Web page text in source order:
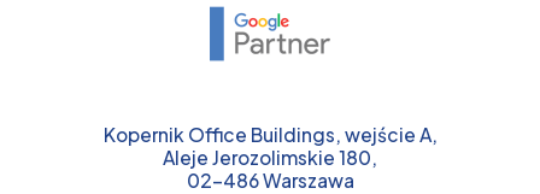
Kopernik Office Buildings, wejście A,
Aleje Jerozolimskie 180,
02-486 Warszawa